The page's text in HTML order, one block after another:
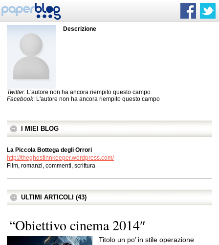
Descrizione
Twitter: L'autore non ha ancora riempito questo campo
Facebook: L'autore non ha ancora riempito questo campo
I MIEI BLOG
La Piccola Bottega degli Orrori
http://theghostinnkeeper.wordpress.com/
Film, romanzi, commenti, scrittura
ULTIMI ARTICOLI (43)
“Obiettivo cinema 2014″
Titolo un po’ in stile operazione